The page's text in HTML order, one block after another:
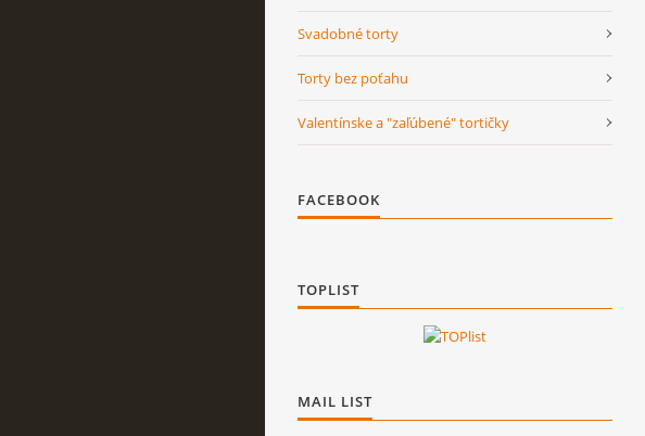
Svadobné torty
Torty bez poťahu
Valentínske a "zaľúbené" tortičky
FACEBOOK
TOPLIST
MAIL LIST